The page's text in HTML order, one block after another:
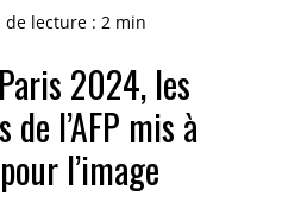
de lecture : 2 min
2024, les
l’AFP mis à
l’image